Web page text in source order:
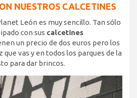
NUESTROS CALCETINES
León es muy sencillo. Tan sólo
con sus calcetines
un precio de dos euros pero los
que vas y en todos los parques de la
para dar brincos.